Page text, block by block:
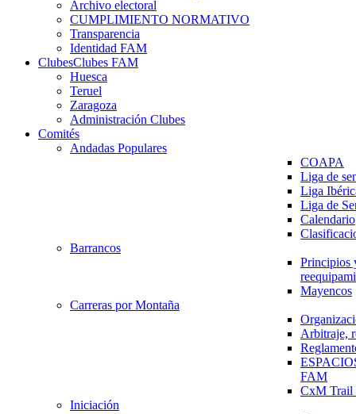
Archivo electoral
CUMPLIMIENTO NORMATIVO
Transparencia
Identidad FAM
ClubesClubes FAM
Huesca
Teruel
Zaragoza
Administración Clubes
Comités
Andadas Populares
COAPA
Liga de
Liga
Liga de
Calendario
Barrancos
Principios
Mayencos
Carreras por Montaña
Arbitraje,
FAM
CxM
Iniciación